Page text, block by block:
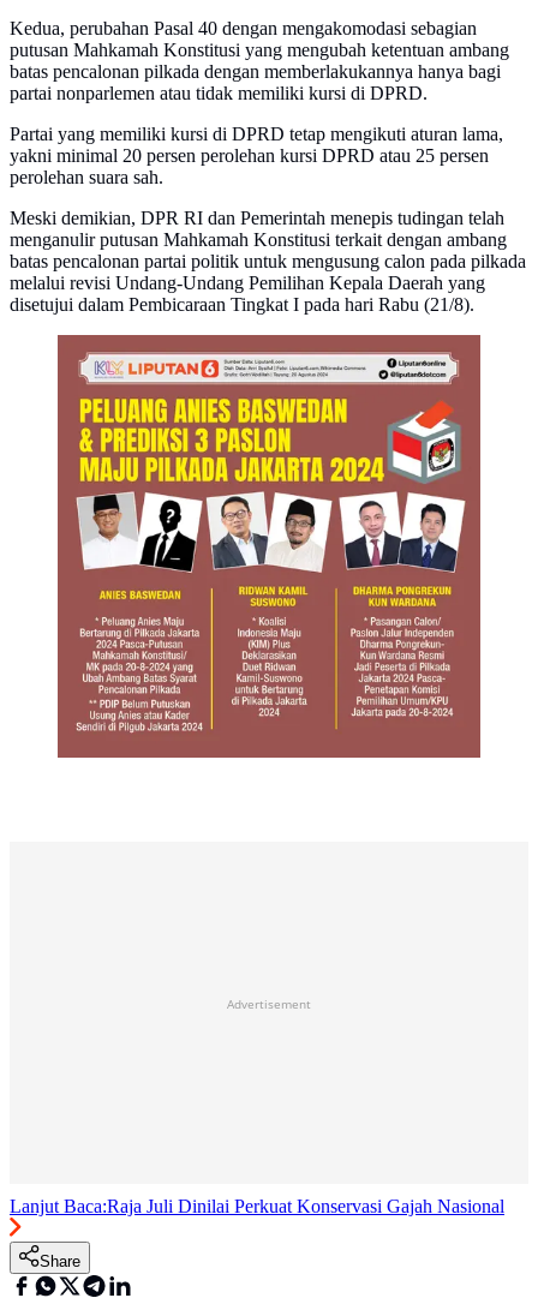
Kedua, perubahan Pasal 40 dengan mengakomodasi sebagian
putusan Mahkamah Konstitusi yang mengubah ketentuan ambang
batas pencalonan pilkada dengan memberlakukannya hanya bagi
partai nonparlemen atau tidak memiliki kursi di DPRD.
Partai yang memiliki kursi di DPRD tetap mengikuti aturan lama,
yakni minimal 20 persen perolehan kursi DPRD atau 25 persen
perolehan suara sah.
Meski demikian, DPR RI dan Pemerintah menepis tudingan telah
menganulir putusan Mahkamah Konstitusi terkait dengan ambang
batas pencalonan partai politik untuk mengusung calon pada pilkada
melalui revisi Undang-Undang Pemilihan Kepala Daerah yang
disetujui dalam Pembicaraan Tingkat I pada hari Rabu (21/8).
Infografis Peluang Anies Baswedan dan Prediksi 3
Paslon Maju Pilkada Jakarta 2024.
(Liputan6.com/Gotri/Abdillah)
Advertisement
Lanjut Baca:Raja Juli Dinilai Perkuat Konservasi Gajah Nasional
Share